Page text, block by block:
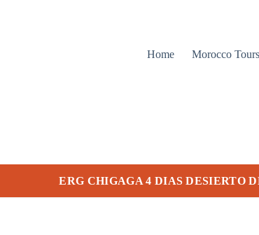
Home
Morocco Tours
ERG CHIGAGA 4 DIAS DESIERTO